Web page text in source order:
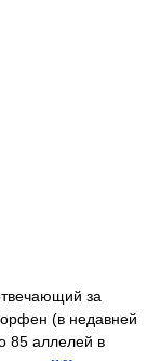
за
(в недавней
85 аллелей в